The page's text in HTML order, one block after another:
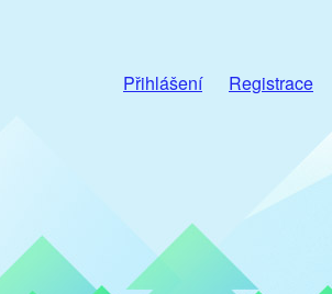
Přihlášení Registrace